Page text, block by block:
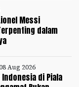
Messi
dalam
Aug 2026
di Piala